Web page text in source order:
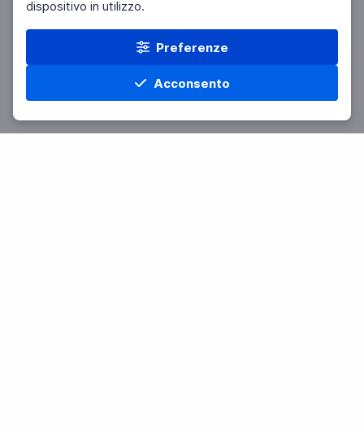
dispositivo in utilizzo.
Preferenze
Acconsento
Home Materie Cerca Menu